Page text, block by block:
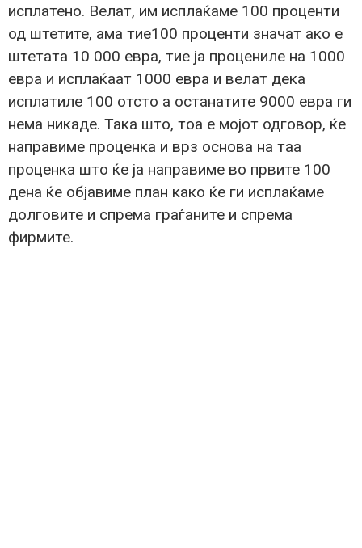
исплатено. Велат, им исплаќаме 100 проценти
од штетите, ама тие100 проценти значат ако е
штетата 10 000 евра, тие ја процениле на 1000
евра и исплаќаат 1000 евра и велат дека
исплатиле 100 отсто а останатите 9000 евра ги
нема никаде. Така што, тоа е мојот одговор, ќе
направиме проценка и врз основа на таа
проценка што ќе ја направиме во првите 100
дена ќе објавиме план како ќе ги исплаќаме
долговите и спрема граѓаните и спрема
фирмите.